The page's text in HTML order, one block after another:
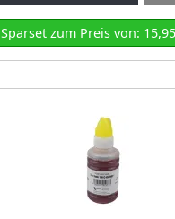
Sparset zum Preis von: